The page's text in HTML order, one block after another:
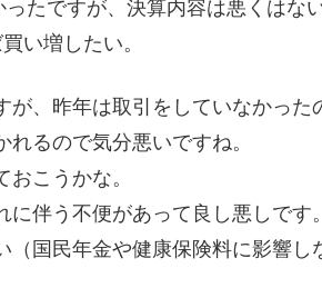
たですが、決算内容は悪くはな
い増したい。
、昨年は取引をしていなかった
るので気分悪いですね。
こうかな。
伴う不便があって良し悪しです
国民年金や健康保険料に影響し